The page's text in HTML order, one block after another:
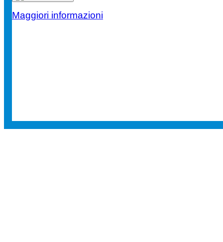
Maggiori informazioni